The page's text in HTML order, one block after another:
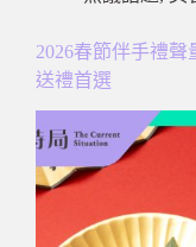
2026春節伴手禮
送禮首選